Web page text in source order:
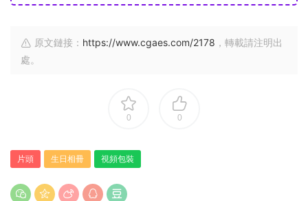
原文鏈接： https://www.cgaes.com/2178 ，轉載請注明出
處。
0 0
片頭 生日相冊 視頻包裝